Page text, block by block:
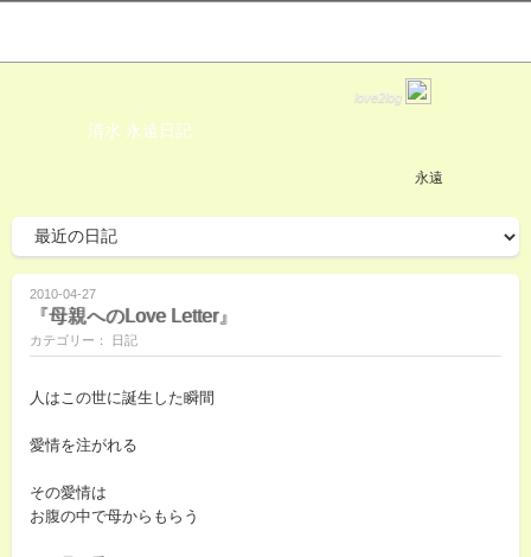
love2log
清水 永遠日記
永遠
2010-04-27
『母親へのLove Letter』
カテゴリー： 日記
人はこの世に誕生した瞬間
愛情を注がれる
その愛情は
お腹の中で母からもらう